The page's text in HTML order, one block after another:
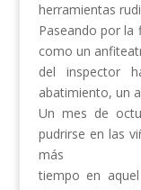
herramientas
Paseando por la
como un
del inspector
abatimiento, un
Un mes de
pudrirse en las
más
tiempo en